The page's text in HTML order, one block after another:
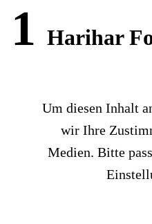
1 Harihar
Um diesen Inhalt
wir Ihre
Medien. Bitte